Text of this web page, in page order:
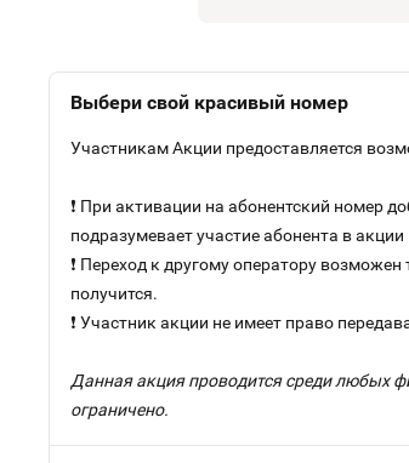
Выбери свой красивый номер
Участникам Акции предоставляется
❗ При активации на абонентский номер
подразумевает участие абонента в
❗ Переход к другому оператору
получится.
❗ Участник акции не имеет право
Данная акция проводится среди любых
ограничено.